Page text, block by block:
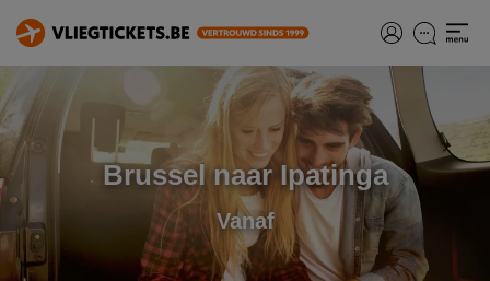
Brussel naar Ipatinga
Vanaf